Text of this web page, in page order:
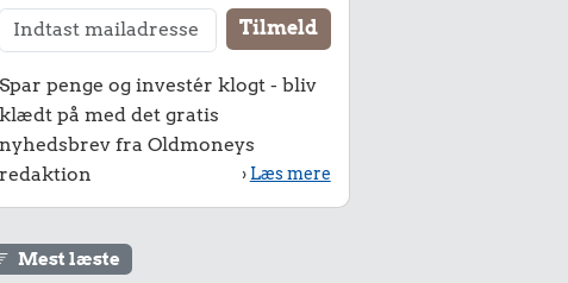
Spar penge og investér klogt - bliv
klædt på med det gratis
nyhedsbrev fra Oldmoneys
redaktion
› Læs mere
Mest læste